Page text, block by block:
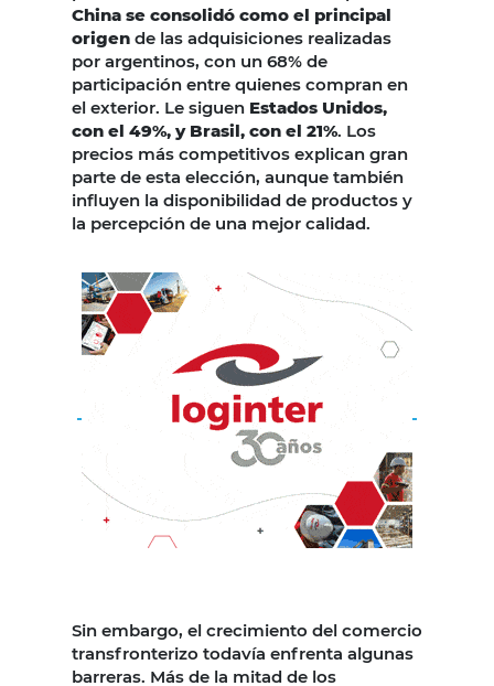
China se consolidó como el principal
origen de las adquisiciones realizadas
por argentinos, con un 68% de
participación entre quienes compran en
el exterior. Le siguen Estados Unidos,
con el 49%, y Brasil, con el 21%. Los
precios más competitivos explican gran
parte de esta elección, aunque también
influyen la disponibilidad de productos y
la percepción de una mejor calidad.
Sin embargo, el crecimiento del comercio
transfronterizo todavía enfrenta algunas
barreras. Más de la mitad de los